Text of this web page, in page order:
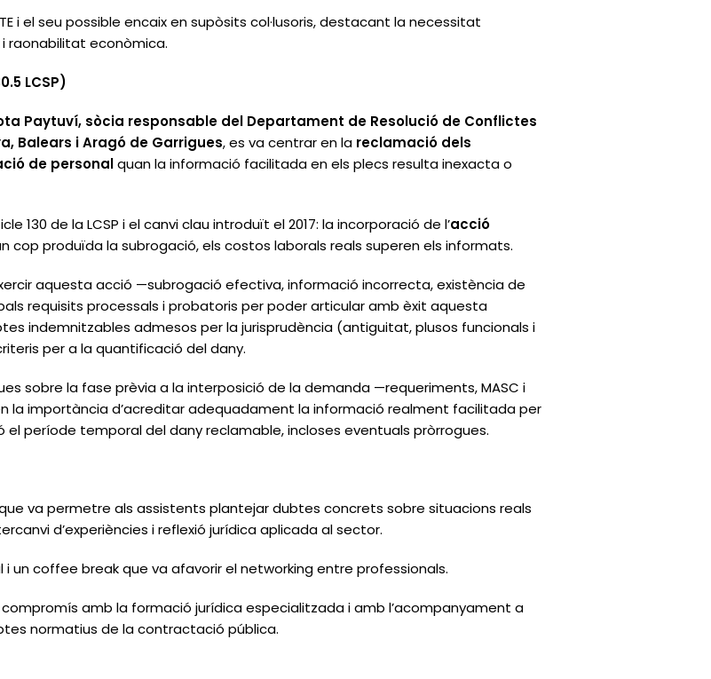
i el seu possible encaix en supòsits col·lusoris, destacant la necessitat
raonabilitat econòmica.
LCSP)
Paytuví, sòcia responsable del Departament de Resolució de Conflictes
Balears i Aragó de Garrigues, es va centrar en la reclamació dels
de personalquan la informació facilitada en els plecs resulta inexacta o
130 de la LCSP i el canvi clau introduït el 2017: la incorporació de l’acció
cop produïda la subrogació, els costos laborals reals superen els informats.
aquesta acció —subrogació efectiva, informació incorrecta, existència de
requisits processals i probatoris per poder articular amb èxit aquesta
indemnitzables admesos per la jurisprudència (antiguitat, plusos funcionals i
per a la quantificació del dany.
sobre la fase prèvia a la interposició de la demanda —requeriments, MASC i
la importància d’acreditar adequadament la informació realment facilitada per
el període temporal del dany reclamable, incloses eventuals pròrrogues.
va permetre als assistents plantejar dubtes concrets sobre situacions reals
d’experiències i reflexió jurídica aplicada al sector.
i uncoffee breakque va afavorir el networking entre professionals.
amb la formació jurídica especialitzada i amb l’acompanyament a
normatius de la contractació pública.